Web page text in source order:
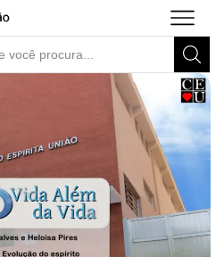
Search